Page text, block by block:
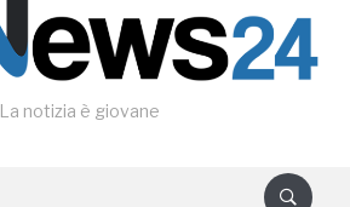
La notizia è giovane